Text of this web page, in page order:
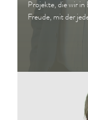
Projekte, die wir in
Freude, mit der